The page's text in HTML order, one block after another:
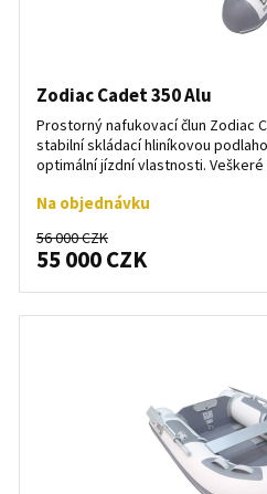
Zodiac Cadet 350 Alu
Prostorný nafukovací člun Zodiac
stabilní skládací hliníkovou
optimální jízdní vlastnosti. Veškeré
Na objednávku
56 000 CZK
55 000 CZK